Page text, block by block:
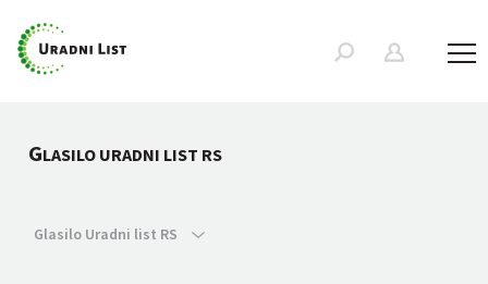
GLASILO URADNI LIST RS
Glasilo Uradni list RS